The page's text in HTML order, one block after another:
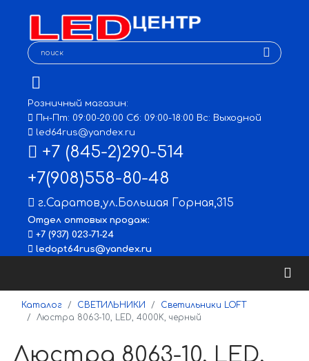
Розничный магазин:
Пн-Пт: 09:00-20:00 Сб: 09:00-18:00 Вс: Выходной
led64rus@yandex.ru
+7 (845-2)290-514
+7(908)558-80-48
г.Саратов,ул.Большая Горная,315
Отдел оптовых продаж:
+7 (937) 023-71-24
ledopt64rus@yandex.ru
Каталог СВЕТИЛЬНИКИ
Светильники LOFT
Люстра 8063-10, LED, 4000K, черный
Люстра 8063-10, LED,